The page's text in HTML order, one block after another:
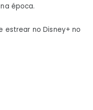
época.
estrear no Disney+ no